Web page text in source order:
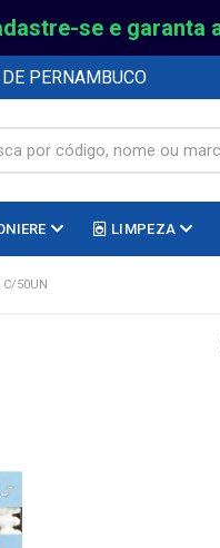
se e garanta
PERNAMBUCO
LIMPEZA
C/50UN